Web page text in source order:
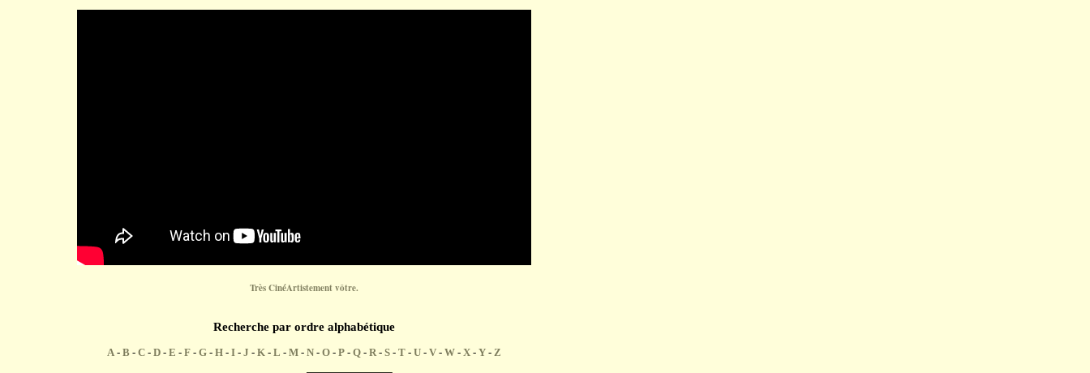
Très CinéArtistement vôtre.
Recherche par ordre alphabétique
A - B - C - D - E - F - G - H - I - J - K - L - M - N - O - P - Q - R- S - T - U - V - W - X - Y - Z